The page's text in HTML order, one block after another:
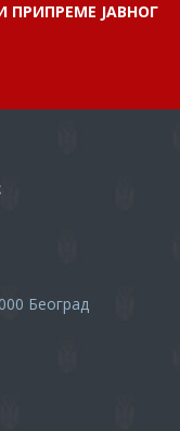
ПРИПРЕМЕ ЈАВНОГ
Београд